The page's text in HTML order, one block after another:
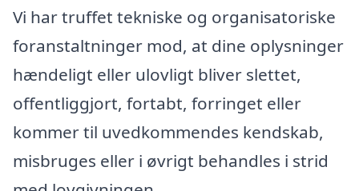
Vi har truffet tekniske og organisatoriske
foranstaltninger mod, at dine oplysninger
hændeligt eller ulovligt bliver slettet,
offentliggjort, fortabt, forringet eller
kommer til uvedkommendes kendskab,
misbruges eller i øvrigt behandles i strid